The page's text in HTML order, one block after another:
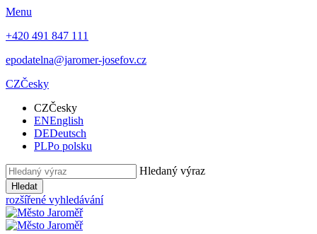
Menu
+420 491 847 111
epodatelna@jaromer-josefov.cz
CZČesky
CZČesky
ENEnglish
DEDeutsch
PLPo polsku
Hledaný výraz
Hledat
rozšířené vyhledávání